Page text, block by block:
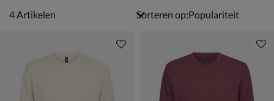
4 artikelen
4Artikelen Sorteren op: